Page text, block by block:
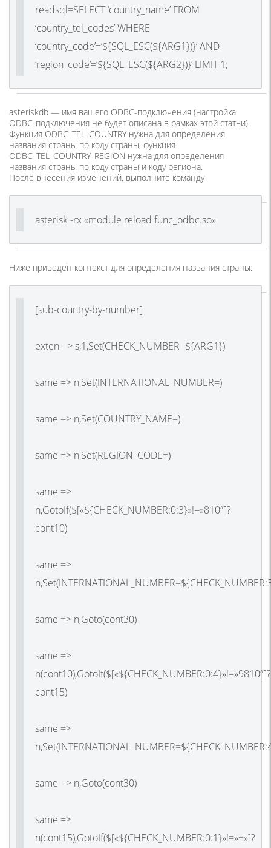
readsql=SELECT ‘country_name’ FROM
‘country_tel_codes’ WHERE
‘country_code’=’${SQL_ESC(${ARG1})}’ AND
‘region_code’=’${SQL_ESC(${ARG2})}’ LIMIT 1;
asteriskdb — имя вашего ODBC-подключения (настройка
ODBC-подключения не будет описана в рамках этой статьи).
Функция ODBC_TEL_COUNTRY нужна для определения
названия страны по коду страны, функция
ODBC_TEL_COUNTRY_REGION нужна для определения
названия страны по коду страны и коду региона.
После внесения изменений, выполните команду
asterisk -rx «module reload func_odbc.so»
Ниже приведён контекст для определения названия страны:
[sub-country-by-number]
exten => s,1,Set(CHECK_NUMBER=${ARG1})
same => n,Set(INTERNATIONAL_NUMBER=)
same => n,Set(COUNTRY_NAME=)
same => n,Set(REGION_CODE=)
same =>
n,GotoIf($[«${CHECK_NUMBER:0:3}»!=»810″]?
cont10)
same =>
same => n,Goto(cont30)
same =>
n(cont10),GotoIf($[«${CHECK_NUMBER:0:4}»!=»9810″]?
cont15)
same =>
same => n,Goto(cont30)
same =>
n(cont15),GotoIf($[«${CHECK_NUMBER:0:1}»!=»+»]?